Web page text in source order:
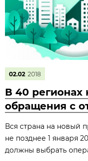
02.02 2018
В 40 регионах
обращения с
Вся страна на новый
не позднее 1 января
должны выбрать